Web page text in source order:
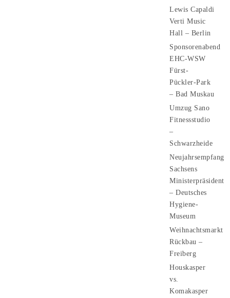
Lewis Capaldi
Verti Music
Hall – Berlin
Sponsorenabend
EHC-WSW
Fürst-
Pückler-Park
– Bad Muskau
Umzug Sano
Fitnessstudio
–
Schwarzheide
Neujahrsempfang
Sachsens
Ministerpräsident
– Deutsches
Hygiene-
Museum
Weihnachtsmarkt
Rückbau –
Freiberg
Houskasper
vs.
Komakasper